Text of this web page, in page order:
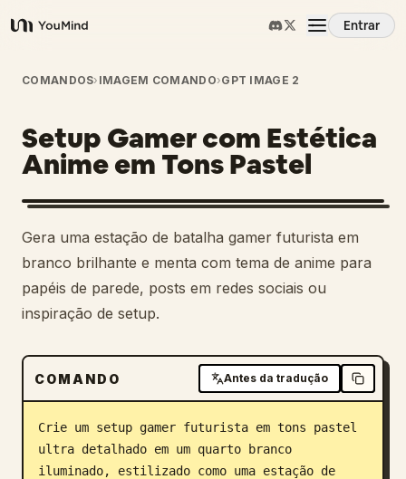
YouMind
Entrar
Visão Geral
Casos de Uso
Habilidades
Prompts
Preços
Baixar
Blog
COMANDOS› IMAGEM COMANDO›GPT IMAGE 2
Setup Gamer com Estética
Anime em Tons Pastel
Gera uma estação de batalha gamer futurista em
branco brilhante e menta com tema de anime para
papéis de parede, posts em redes sociais ou
inspiração de setup.
COMANDO Antes da tradução
Crie um setup gamer futurista em tons pastel
ultra detalhado em um quarto branco
iluminado, estilizado como uma estação de